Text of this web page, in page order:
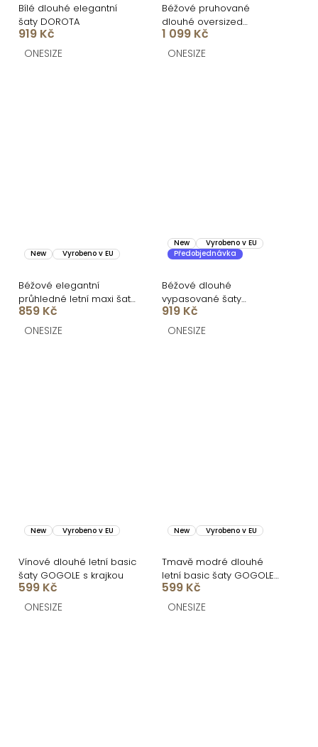
Bílé dlouhé elegantní
šaty DOROTA
919 Kč
ONESIZE
Béžové pruhované
dlouhé oversized
bavlněné maxi košilové
šaty FLARETA
1 099 Kč
ONESIZE
New Vyrobeno v EU
Béžové elegantní
průhledné letní maxi šaty
UMARIE s dlouhým
rukávem
859 Kč
ONESIZE
New
Vyrobeno v EU
Předobjednávka
Béžové dlouhé
vypasované šaty
DOROTA na ramínka
919 Kč
ONESIZE
New Vyrobeno v EU
Vínové dlouhé letní basic
šaty GOGOLE s krajkou
599 Kč
ONESIZE
New Vyrobeno v EU
Tmavě modré dlouhé
letní basic šaty GOGOLE
s krajkou
599 Kč
ONESIZE